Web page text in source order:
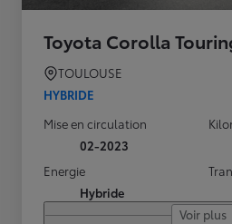
Toyota Corolla
TOULOUSE
HYBRIDE
Mise en circulation
02-2023
Energie
Hybride
Voir plus